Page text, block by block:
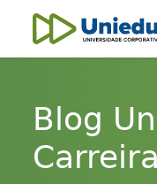
Skip main navigation
Skip to main content
Unieducar
Blog